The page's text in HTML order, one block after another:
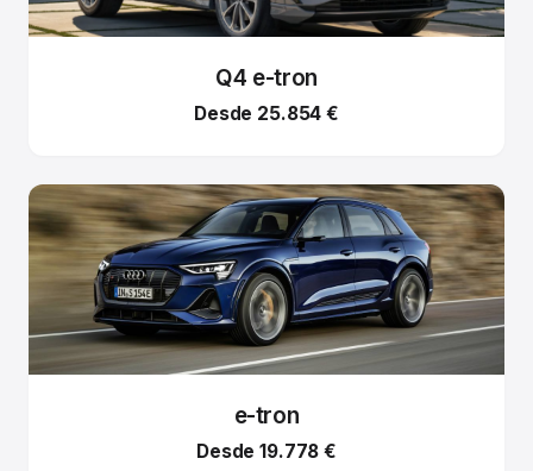
Q4 e-tron
Desde 25.854 €
e-tron
Desde 19.778 €